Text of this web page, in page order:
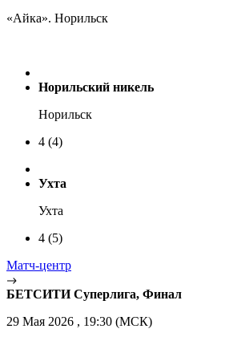
«Айка». Норильск
Норильский никель
Норильск
4 (4)
Ухта
Ухта
4 (5)
Матч-центр
БЕТСИТИ Суперлига, Финал
29 Мая 2026 , 19:30 (МСК)